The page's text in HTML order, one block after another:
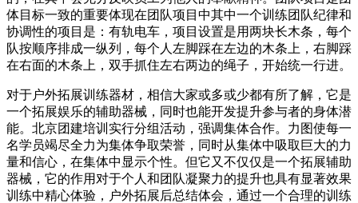
体目标一致的重要体现在团队项目中其中一个训练团队纪律和
协调性的项目是：有轨电车，项目设置是用两块长木条，每个
队按顺序排成一纵列，每个人左脚踩在左边的木条上，右脚踩
在右面的木条上，双手抓住左右两边的绳子，开始统一行进。
对于户外拓展训练器材，相信大家或多或少都有所了解，它是
一个拓展娱乐的辅助器械，同时也能开发提升参与者的身体潜
能。北京团建培训实行分组活动，强调集体合作。力图使每一
名学员竭尽全力为集体争取荣誉，同时从集体中吸取巨大的力
量和信心，在集体中显示个性。但它又不仅仅是一个拓展辅助
器械，它的作用对于个人和团队凝聚力的提升也具有显著效果
训练中精心体验，户外拓展后总结体会，通过一个合理的训练